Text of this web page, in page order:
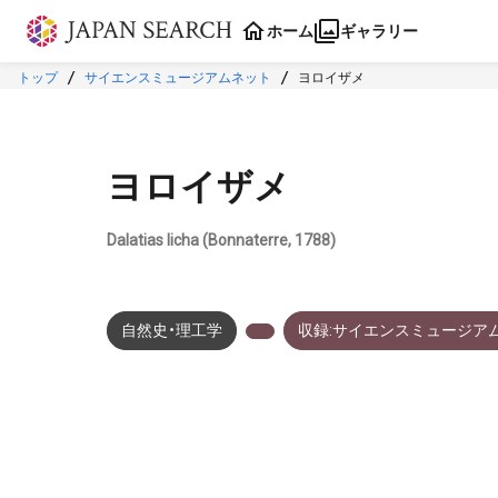
本文に飛ぶ
ホーム ギャラリー
トップ サイエンスミュージアムネット ヨロイザメ
ヨロイザメ
Dalatias licha (Bonnaterre, 1788)
自然史・理工学 収録:サイエンスミュージア